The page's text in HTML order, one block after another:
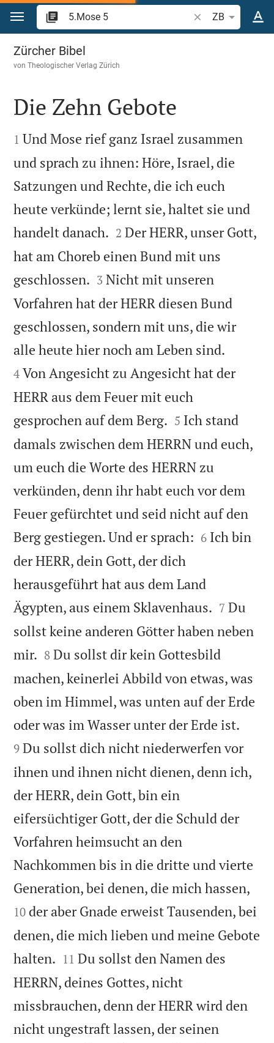
Zum Inhalt springen
Bibelstelle oder
ZB
5.Mose 5
Zürcher Bibel
vonTheologischer Verlag Zürich

Die Zehn Gebote

1 Und Mose rief ganz Israel zusammen
und sprach zu ihnen: Höre, Israel, die
Satzungen und Rechte, die ich euch
heute verkünde; lernt sie, haltet sie und
handelt danach. 

2 Der HERR, unser Gott,
hat am Choreb einen Bund mit uns
geschlossen. 

3 Nicht mit unseren
Vorfahren hat der HERR diesen Bund
geschlossen, sondern mit uns, die wir
alle heute hier noch am Leben sind.
4 Von Angesicht zu Angesicht hat der
HERR aus dem Feuer mit euch
gesprochen auf dem Berg. 

5 Ich stand
damals zwischen dem HERRN und euch,
um euch die Worte des HERRN zu
verkünden, denn ihr habt euch vor dem
Feuer gefürchtet und seid nicht auf den
Berg gestiegen. Und er sprach: 

6 Ich bin
der HERR, dein Gott, der dich
herausgeführt hat aus dem Land
Ägypten, aus einem Sklavenhaus. 

7 Du
sollst keine anderen Götter haben neben
mir. 

8 Du sollst dir kein Gottesbild
machen, keinerlei Abbild von etwas, was
oben im Himmel, was unten auf der Erde
oder was im Wasser unter der Erde ist.
9 Du sollst dich nicht niederwerfen vor
ihnen und ihnen nicht dienen, denn ich,
der HERR, dein Gott, bin ein
eifersüchtiger Gott, der die Schuld der
Vorfahren heimsucht an den
Nachkommen bis in die dritte und vierte
Generation, bei denen, die mich hassen,
10 der aber Gnade erweist Tausenden, bei
denen, die mich lieben und meine Gebote
halten. 

11 Du sollst den Namen des
HERRN, deines Gottes, nicht
missbrauchen, denn der HERR wird den
nicht ungestraft lassen, der seinen